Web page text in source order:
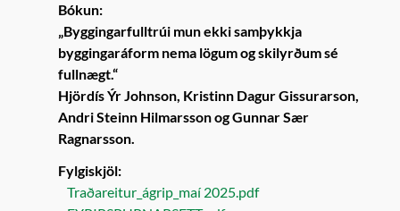
Bókun:
„Byggingarfulltrúi mun ekki samþykkja
byggingaráform nema lögum og skilyrðum sé
fullnægt.“
Hjördís Ýr Johnson, Kristinn Dagur Gissurarson,
Andri Steinn Hilmarsson og Gunnar Sær
Ragnarsson.
Fylgiskjöl:
Traðareitur_ágrip_maí 2025.pdf